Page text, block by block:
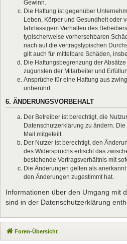
Gewinn.
Die Haftung ist gegenüber
Leben, Körper und Gesundheit oder
fahrlässigem Verhalten des
typischerweise vorhersehbaren
nach auf die vertragstypischen
gilt auch für mittelbare Schäden,
Die Haftungsbegrenzung der
zugunsten der Mitarbeiter und
Ansprüche für eine Haftung aus
unberührt.
6. ÄNDERUNGSVORBEHALT
Der Betreiber ist berechtigt, die
Datenschutzerklärung zu ändern.
Mail mitgeteilt.
Der Nutzer ist berechtigt, den
des Widerspruchs erlischt das
bestehende Vertragsverhältnis mit
Die Änderungen gelten als
den Änderungen zugestimmt hat.
Informationen über den Umgang mit
sind in der Datenschutzerklärung
Foren-Übersicht